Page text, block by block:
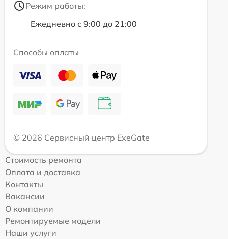
Режим работы:
Ежедневно с 9:00 до 21:00
Способы оплаты
© 2026 Сервисный центр ExeGate
Стоимость ремонта
Оплата и доставка
Контакты
Вакансии
О компании
Ремонтируемые модели
Наши услуги